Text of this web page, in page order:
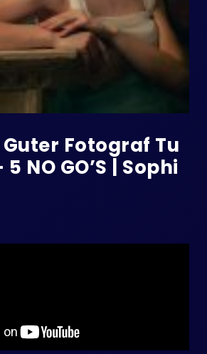
Guter Fotograf Tu
NO GO’S | Sophi